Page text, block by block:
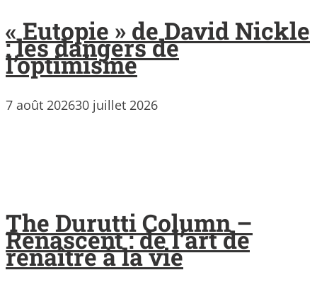
« Eutopie » de David Nickle
: les dangers de
l’optimisme
7 août 202630 juillet 2026
The Durutti Column –
Renascent : de l’art de
renaître à la vie